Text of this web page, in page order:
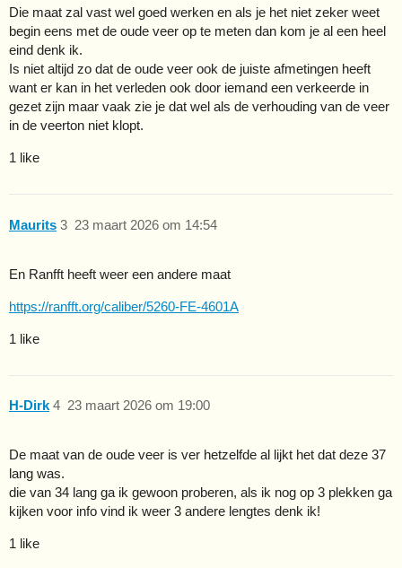
Die maat zal vast wel goed werken en als je het niet zeker weet
begin eens met de oude veer op te meten dan kom je al een heel
eind denk ik.
Is niet altijd zo dat de oude veer ook de juiste afmetingen heeft
want er kan in het verleden ook door iemand een verkeerde in
gezet zijn maar vaak zie je dat wel als de verhouding van de veer
in de veerton niet klopt.
1 like
Maurits 23 maart 2026 om 14:54
3
En Ranfft heeft weer een andere maat
https://ranfft.org/caliber/5260-FE-4601A
1 like
H-Dirk 23 maart 2026 om 19:00
4
De maat van de oude veer is ver hetzelfde al lijkt het dat deze 37
lang was.
die van 34 lang ga ik gewoon proberen, als ik nog op 3 plekken ga
kijken voor info vind ik weer 3 andere lengtes denk ik!
1 like